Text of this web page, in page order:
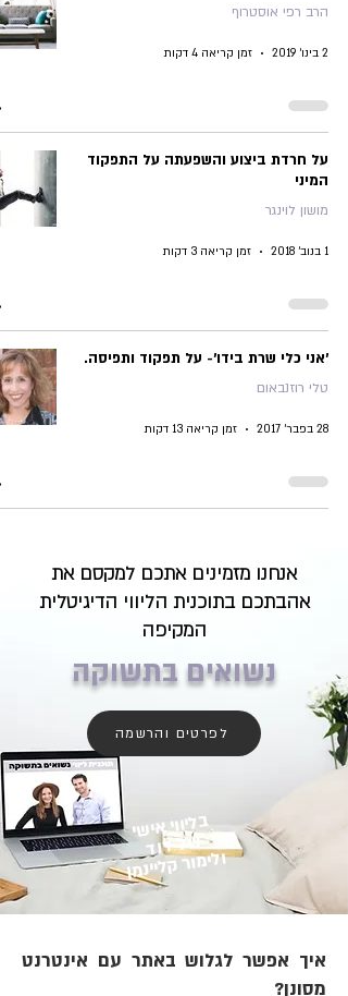
הרב רפי אוסטרוף
2 בינו׳ 2019 זמן קריאה 4 דקות
על חרדת ביצוע והשפעתה על התפקוד
המיני
מושון לוינגר
1 בנוב׳ 2018 זמן קריאה 3 דקות
'אני כלי שרת בידו'- על תפקוד ותפיסה.
טלי רוזנבאום
28 בפבר׳ 2017 זמן קריאה 13 דקות
אנחנו מזמינים אתכם למקסם את
אהבתכם בתוכנית הליווי הדיגיטלית
המקיפה
נשואים בתשוקה
לפרטים והרשמה
בליווי אישי
של דוד
ולימור קליינמן
איך אפשר לגלוש באתר עם אינטרנט
מסונן?